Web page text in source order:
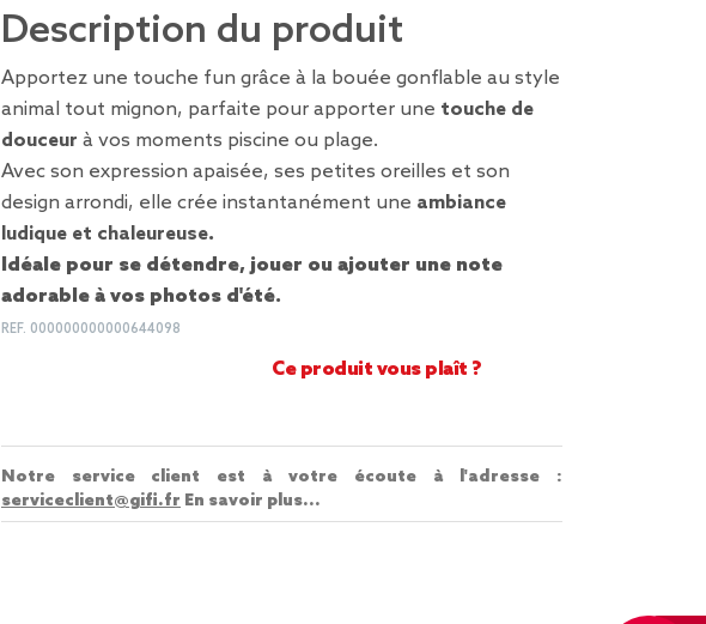
Description du produit
Apportez une touche fun grâce à la bouée gonflable au style
animal tout mignon, parfaite pour apporter une touche de
douceur à vos moments piscine ou plage.
Avec son expression apaisée, ses petites oreilles et son
design arrondi, elle crée instantanément une ambiance
ludique et chaleureuse.
Idéale pour se détendre, jouer ou ajouter une note
adorable à vos photos d'été.
REF. 000000000000644098
Ce produit vous plaît ?
Notre service client est à votre écoute à l'adresse :
serviceclient@gifi.fr En savoir plus...